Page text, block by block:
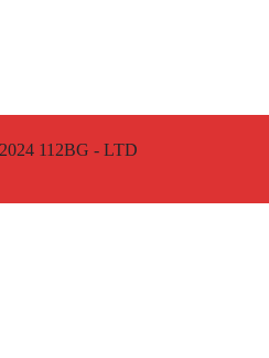
112BG - LTD